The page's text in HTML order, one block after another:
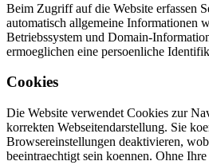
Beim Zugriff auf die Website erfassen
automatisch allgemeine Informationen
Betriebssystem und Domain-
ermoeglichen eine persoenliche
Cookies
Die Website verwendet Cookies zur
korrekten Webseitendarstellung. Sie
Browsereinstellungen deaktivieren,
beeintraechtigt sein koennen. Ohne